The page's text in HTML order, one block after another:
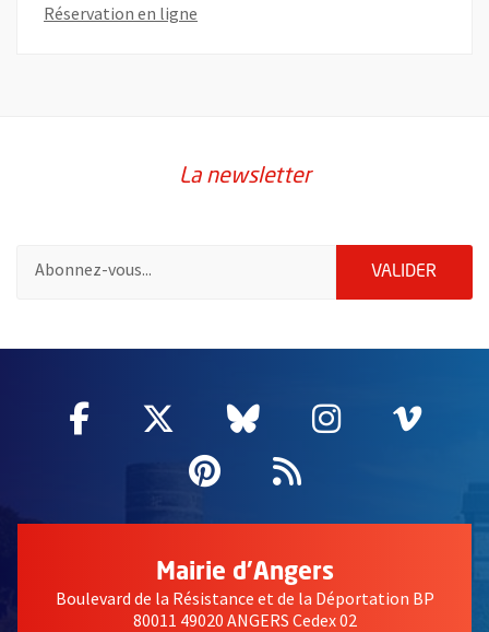
Réservation en ligne
La newsletter
VALIDER
Facebook
, Ouvre une nouvelle fenêtre
Twitter
, Ouvre une nouvelle
Bluesky
, Ouvre une
Instagram
, Ouvre
,
Pinterest
, Ouvre une
Flux RSS
Mairie d'Angers
Boulevard de la Résistance et de la Déportation BP
80011 49020 ANGERS Cedex 02